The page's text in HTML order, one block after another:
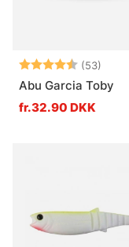
Vurdering: (53)
4.6
Abu Garcia Toby
fr.32.90 DKK